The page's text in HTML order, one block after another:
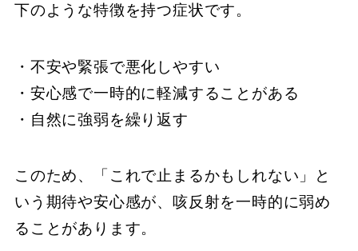
下のような特徴を持つ症状です。
・不安や緊張で悪化しやすい
・安心感で一時的に軽減することがある
・自然に強弱を繰り返す
このため、「これで止まるかもしれない」と
いう期待や安心感が、咳反射を一時的に弱め
ることがあります。